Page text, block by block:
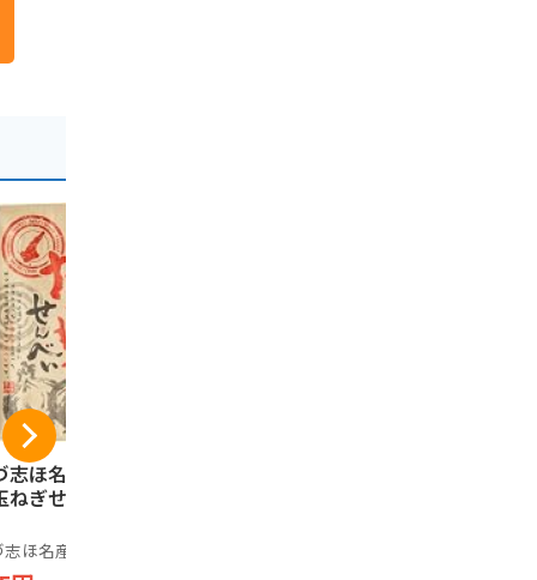
志ほ名産店 淡路
ねぎせんべい 90
ほ名産店